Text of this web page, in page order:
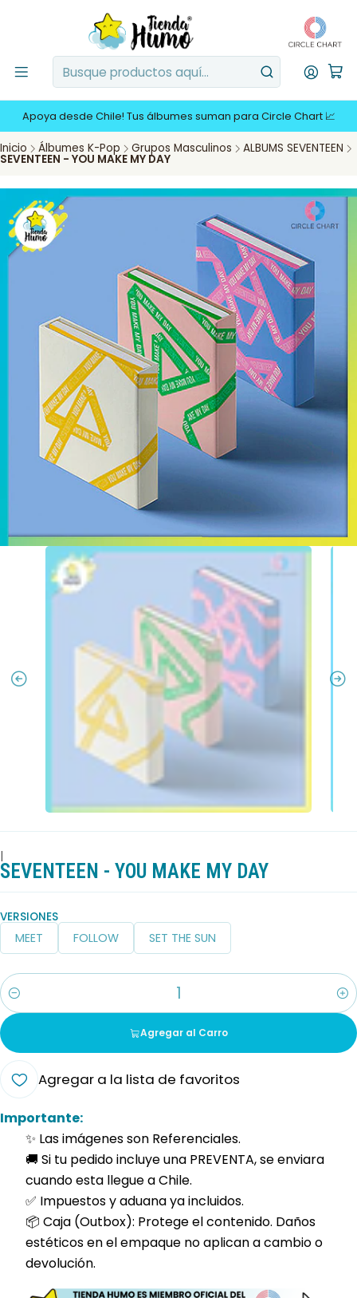
Apoya desde Chile! Tus álbumes suman para Circle Chart 📈
Inicio Álbumes K-Pop Grupos Masculinos ALBUMS SEVENTEEN
SEVENTEEN - YOU MAKE MY DAY
|
SEVENTEEN - YOU MAKE MY DAY
VERSIONES
MEET FOLLOW SET THE SUN
Cantidad
Agregar al Carro
Agregar a la lista de favoritos
Importante:
✨ Las imágenes son Referenciales.
🚚 Si tu pedido incluye una PREVENTA, se enviara
cuando esta llegue a Chile.
✅ Impuestos y aduana ya incluidos.
📦 Caja (Outbox): Protege el contenido. Daños
estéticos en el empaque no aplican a cambio o
devolución.